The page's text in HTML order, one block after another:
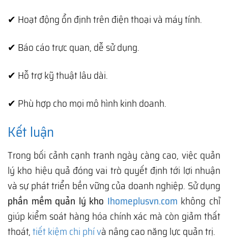
✔ Hoạt động ổn định trên điện thoại và máy tính.
✔ Báo cáo trực quan, dễ sử dụng.
✔ Hỗ trợ kỹ thuật lâu dài.
✔ Phù hợp cho mọi mô hình kinh doanh.
Kết luận
Trong bối cảnh cạnh tranh ngày càng cao, việc quản
lý kho hiệu quả đóng vai trò quyết định tới lợi nhuận
và sự phát triển bền vững của doanh nghiệp. Sử dụng
phần mềm quản lý kho Ihomeplusvn.com không chỉ
giúp kiểm soát hàng hóa chính xác mà còn giảm thất
thoát,tiết kiệm chi phí và nâng cao năng lực quản trị.